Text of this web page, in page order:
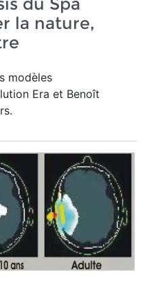
la nature,
modèles
Era et Benoît